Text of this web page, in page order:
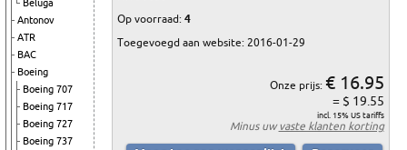
Beluga
Antonov
ATR
BAC
Boeing
Boeing 707
Boeing 717
Boeing 727
Boeing 737
Op voorraad:4
Toegevoegd aan website: 2016-01-29
Onze prijs: € 16.95
= $ 19.55
incl. 15% US tariffs
Minus uwvaste klanten korting